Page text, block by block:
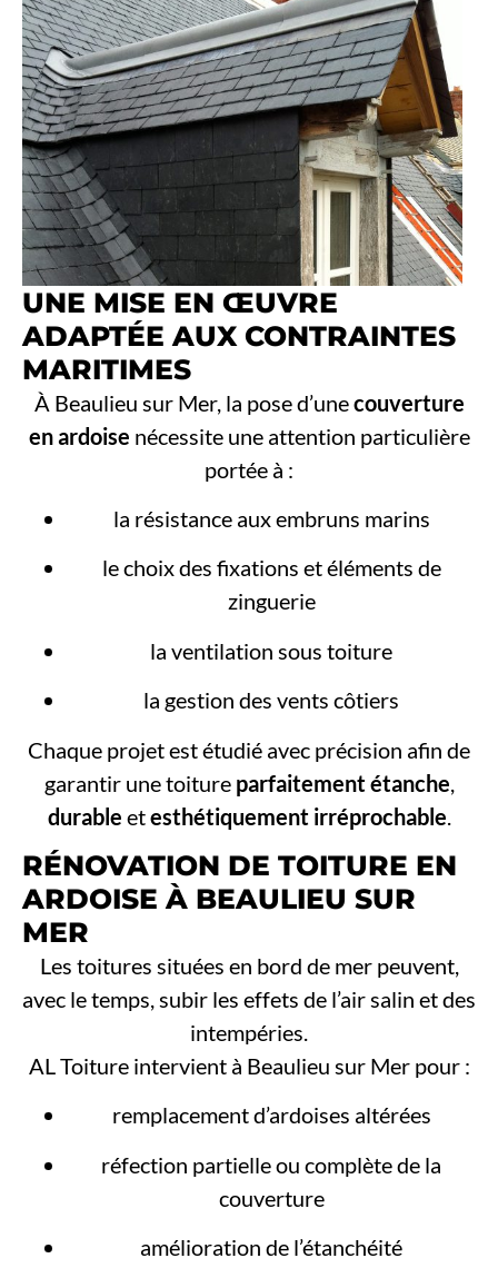
UNE MISE EN ŒUVRE
ADAPTÉE AUX CONTRAINTES
MARITIMES
À Beaulieu sur Mer, la pose d’unecouverture
en ardoise nécessite une attention particulière
portée à :
la résistance aux embruns marins
le choix des fixations et éléments de
zinguerie
la ventilation sous toiture
la gestion des vents côtiers
Chaque projet est étudié avec précision afin de
garantir une toiture parfaitement étanche
durable etesthétiquement irréprochable
RÉNOVATION DE TOITURE EN
ARDOISE À BEAULIEU SUR
MER
Les toitures situées en bord de mer peuvent,
avec le temps, subir les effets de l’air salin et des
intempéries.
AL Toiture intervient à Beaulieu sur Mer pour :
remplacement d’ardoises altérées
réfection partielle ou complète de la
couverture
amélioration de l’étanchéité